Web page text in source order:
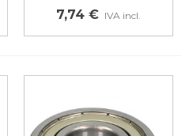
7,74 € IVA incl.